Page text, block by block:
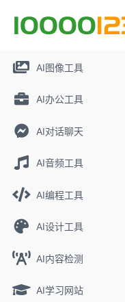
AI图像工具
AI办公工具
AI对话聊天
AI音频工具
AI编程工具
AI设计工具
AI内容检测
AI学习网站